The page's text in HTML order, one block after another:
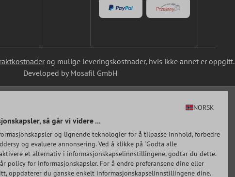
og mulige leveringskostnader, hvis ikke annet er oppgitt.
Developed by Mosafil GmbH
NORSK
så går vi videre ...
og lignende teknologier for å tilpasse innhold, forbedre
og evaluere annonsering. Ved å klikke på "Godta alle
et alternativ i informasjonskapselinnstillingene, godtar du dette.
policy for informasjonskapsler. For å endre preferansene dine eller
oppdaterer du ganske enkelt informasjonskapselinnstillingene dine.